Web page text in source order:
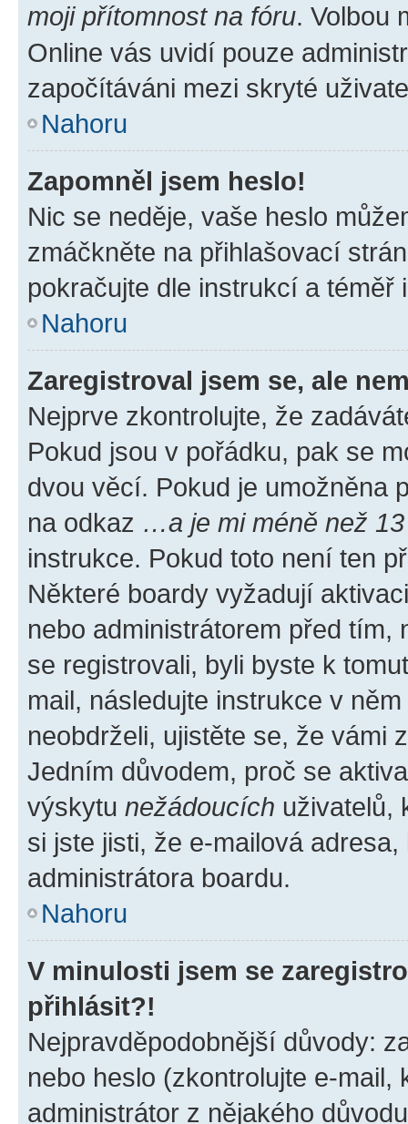
moji přítomnost na fóru. Volbou
Online vás uvidí pouze
započítáváni mezi skryté
Nahoru
Zapomněl jsem heslo!
Nic se neděje, vaše heslo
zmáčkněte na přihlašovací
pokračujte dle instrukcí a téměř
Nahoru
Zaregistroval jsem se, ale
Nejprve zkontrolujte, že
Pokud jsou v pořádku, pak se
dvou věcí. Pokud je umožněna
na odkaz …a je mi méně než
instrukce. Pokud toto není ten
Některé boardy vyžadují
nebo administrátorem před tím,
se registrovali, byli byste k
mail, následujte instrukce v
neobdrželi, ujistěte se, že vámi
Jedním důvodem, proč se
výskytu nežádoucích uživatelů,
si jste jisti, že e-mailová
administrátora boardu.
Nahoru
V minulosti jsem se
přihlásit?!
Nejpravděpodobnější důvody:
nebo heslo (zkontrolujte e-
administrátor z nějakého